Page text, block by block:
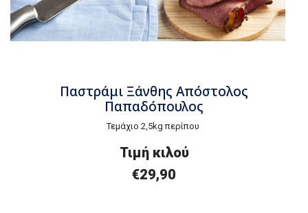
Παστράμι Ξάνθης Απόστολος
Παπαδόπουλος
Τεμάχιο 2,5kg περίπου
Τιμή κιλού
€29,90